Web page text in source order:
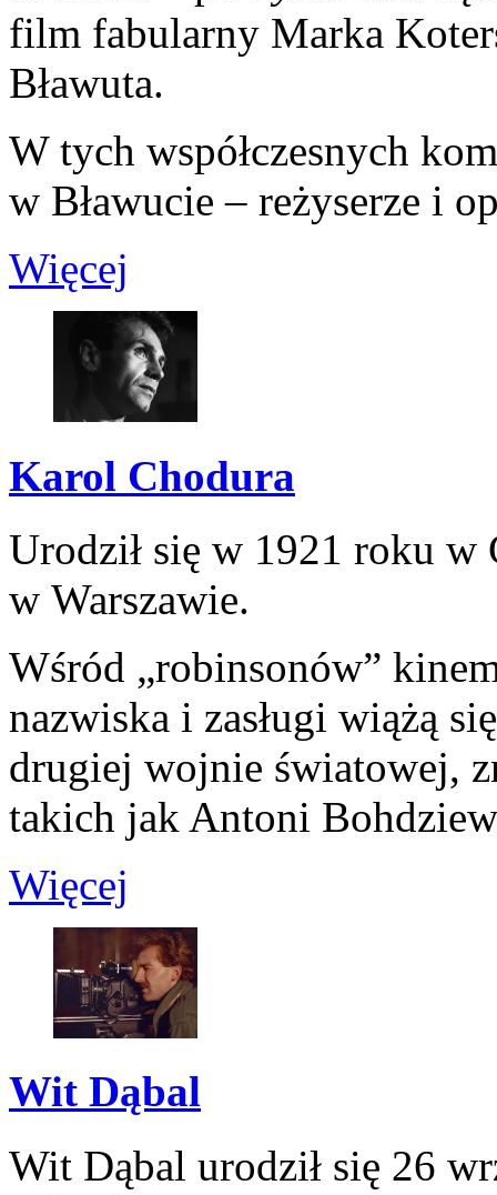
film fabularny Marka
Bławuta.
W tych współczesnych
w Bławucie – reżyserze i
Więcej
Karol Chodura
Urodził się w 1921 roku w
w Warszawie.
Wśród „robinsonów”
nazwiska i zasługi wiążą
drugiej wojnie światowej,
takich jak Antoni
Więcej
Wit Dąbal
Wit Dąbal urodził się 26